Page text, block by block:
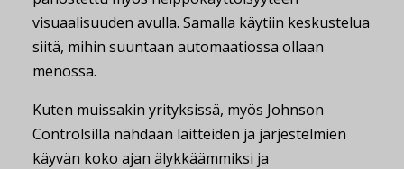
visuaalisuuden avulla. Samalla käytiin keskustelua
siitä, mihin suuntaan automaatiossa ollaan
menossa.
Kuten muissakin yrityksissä, myös Johnson
Controlsilla nähdään laitteiden ja järjestelmien
käyvän koko ajan älykkäämmiksi ja